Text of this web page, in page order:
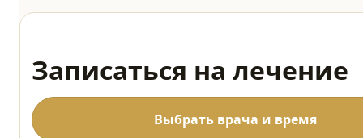
Записаться на лечение
Выбрать врача и время